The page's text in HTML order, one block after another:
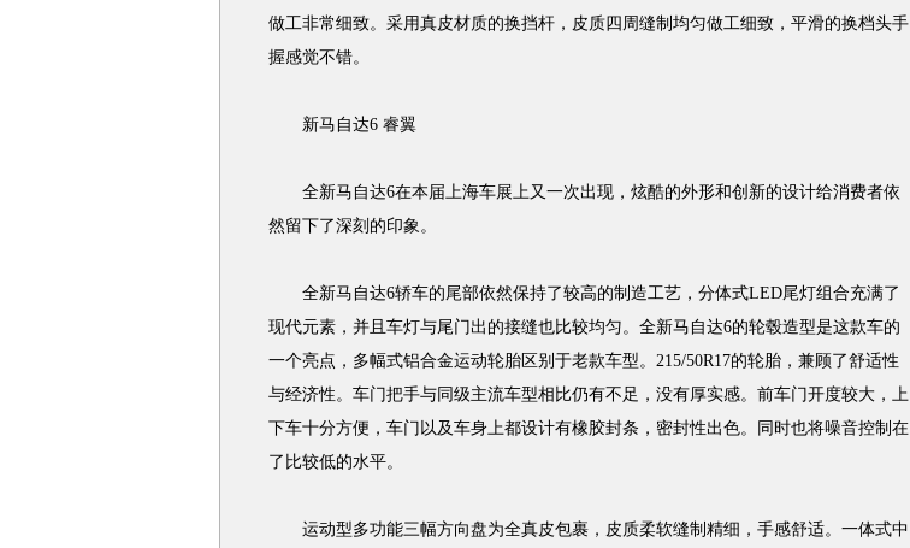
做工非常细致。采用真皮材质的换挡杆，皮质四周缝制均匀做工细致，平滑的换档头手
握感觉不错。
新马自达6 睿翼
全新马自达6在本届上海车展上又一次出现，炫酷的外形和创新的设计给消费者依
然留下了深刻的印象。
全新马自达6轿车的尾部依然保持了较高的制造工艺，分体式LED尾灯组合充满了
现代元素，并且车灯与尾门出的接缝也比较均匀。全新马自达6的轮毂造型是这款车的
一个亮点，多幅式铝合金运动轮胎区别于老款车型。215/50R17的轮胎，兼顾了舒适性
与经济性。车门把手与同级主流车型相比仍有不足，没有厚实感。前车门开度较大，上
下车十分方便，车门以及车身上都设计有橡胶封条，密封性出色。同时也将噪音控制在
了比较低的水平。
运动型多功能三幅方向盘为全真皮包裹，皮质柔软缝制精细，手感舒适。一体式中